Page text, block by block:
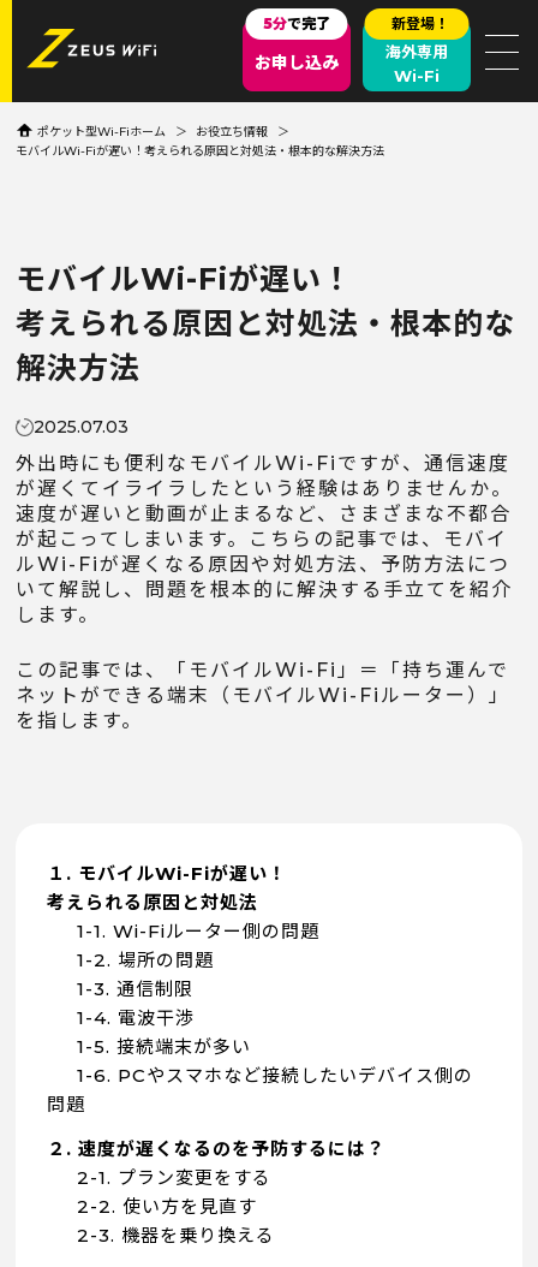
5分で完了
お申し込み
新登場！
海外専用
Wi-Fi
ポケット型Wi-Fiホーム
お役立ち情報
モバイルWi-Fiが遅い！考えられる原因と対処法・根本的な解決方法
モバイルWi-Fiが遅い！
考えられる原因と対処法・根本的な
解決方法
2025.07.03
外出時にも便利なモバイルWi-Fiですが、通信速度
が遅くてイライラしたという経験はありませんか。
速度が遅いと動画が止まるなど、さまざまな不都合
が起こってしまいます。こちらの記事では、モバイ
ルWi-Fiが遅くなる原因や対処方法、予防方法につ
いて解説し、問題を根本的に解決する手立てを紹介
します。
この記事では、「モバイルWi-Fi」＝「持ち運んで
ネットができる端末（モバイルWi-Fiルーター）」
を指します。
１. モバイルWi-Fiが遅い！
考えられる原因と対処法
1-1. Wi-Fiルーター側の問題
1-2. 場所の問題
1-3. 通信制限
1-4. 電波干渉
1-5. 接続端末が多い
1-6. PCやスマホなど接続したいデバイス側の
問題
２. 速度が遅くなるのを予防するには？
2-1. プラン変更をする
2-2. 使い方を見直す
2-3. 機器を乗り換える